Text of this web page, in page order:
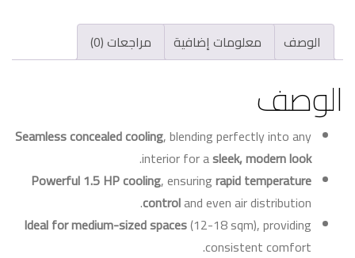
الوصف معلومات إضافية مراجعات (0)
الوصف
Seamless concealed cooling, blending perfectly into any
interior for asleek, modern look
.
Powerful 1.5 HP cooling, ensuringrapid temperature
controland even air distribution.
Ideal for medium-sized spaces(12-18 sqm), providing
consistent comfort.